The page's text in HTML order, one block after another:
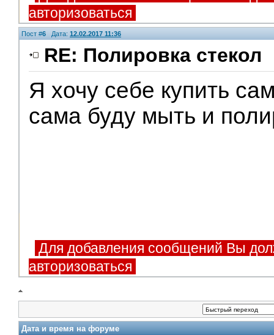
авторизоваться
Пост #6 Дата: 12.02.2017 11:36
RE: Полировка стекол
Я хочу себе купить
сама буду мыть и
Для добавления сообщений Вы
авторизоваться
Дата и время на форуме